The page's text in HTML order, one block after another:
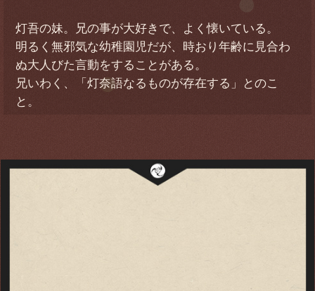
灯吾の妹。兄の事が大好きで、よく懐いている。
明るく無邪気な幼稚園児だが、時おり年齢に見合わ
ぬ大人びた言動をすることがある。
兄いわく、「灯奈語なるものが存在する」とのこ
と。